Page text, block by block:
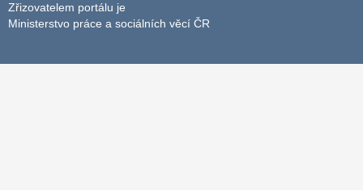
Zřizovatelem portálu je
Ministerstvo práce a sociálních věcí ČR